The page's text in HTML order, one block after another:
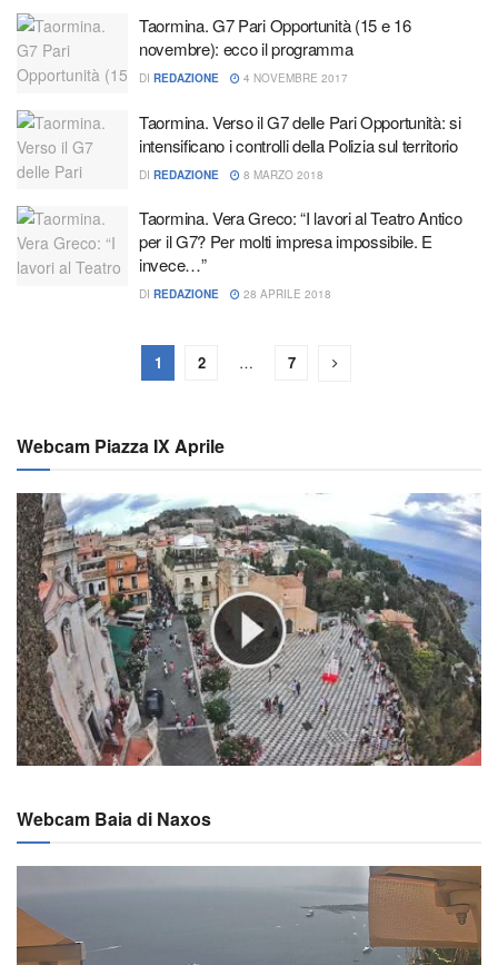
Taormina. G7 Pari Opportunità (15 e 16
novembre): ecco il programma
DI REDAZIONE 4 NOVEMBRE 2017
Taormina. Verso il G7 delle Pari Opportunità: si
intensificano i controlli della Polizia sul territorio
DI REDAZIONE 8 MARZO 2018
Taormina. Vera Greco: “I lavori al Teatro Antico
per il G7? Per molti impresa impossibile. E
invece…”
DI REDAZIONE 28 APRILE 2018
1 2 … 7
Webcam Piazza IX Aprile
Webcam Baia di Naxos